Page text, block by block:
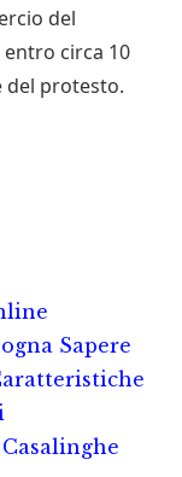
del
circa 10
del protesto.
Sapere